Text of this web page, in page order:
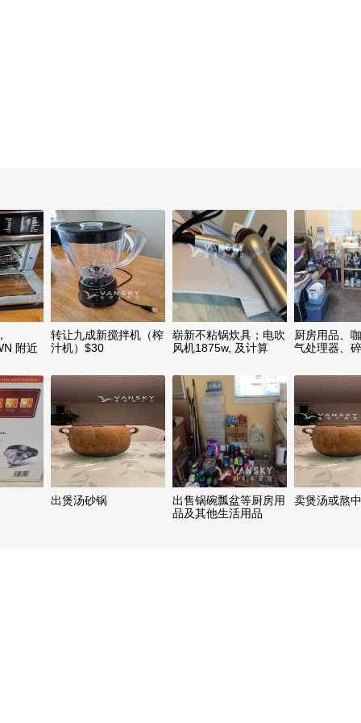
附近
转让九成新搅拌机（榨
汁机）$30
崭新不粘锅炊具；电吹
风机1875w, 及计算
厨房用品、
气处理器、
出煲汤砂锅
出售锅碗瓢盆等厨房用
品及其他生活用品
卖煲汤或熬